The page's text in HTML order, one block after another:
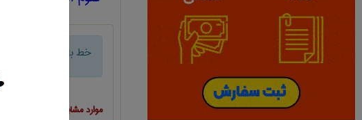
خط بازار سرمایه
موارد مشابه با اصطلاح تخصصی